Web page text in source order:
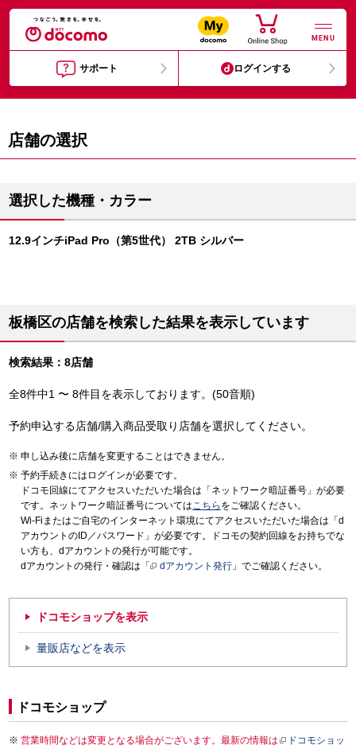
MENU
サポート ログインする
店舗の選択
選択した機種・カラー
12.9インチiPad Pro（第5世代） 2TB シルバー
板橋区の店舗を検索した結果を表示しています
検索結果：8店舗
全8件中1 〜 8件目を表示しております。(50音順)
予約申込する店舗/購入商品受取り店舗を選択してください。
申し込み後に店舗を変更することはできません。
予約手続きにはログインが必要です。
ドコモ回線にてアクセスいただいた場合は「ネットワーク暗証番号」が必要
です。ネットワーク暗証番号についてはこちら をご確認ください。
Wi-Fiまたはご自宅のインターネット環境にてアクセスいただいた場合は「d
アカウントのID／パスワード」が必要です。ドコモの契約回線をお持ちでな
い方も、dアカウントの発行が可能です。
dアカウントの発行・確認は「
dアカウント発行 」でご確認ください。
ドコモショップを表示
量販店などを表示
ドコモショップ
営業時間などは変更となる場合がございます。最新の情報は
ドコモショッ